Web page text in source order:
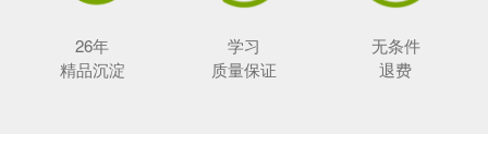
26年
精品沉淀
学习
质量保证
无条件
退费